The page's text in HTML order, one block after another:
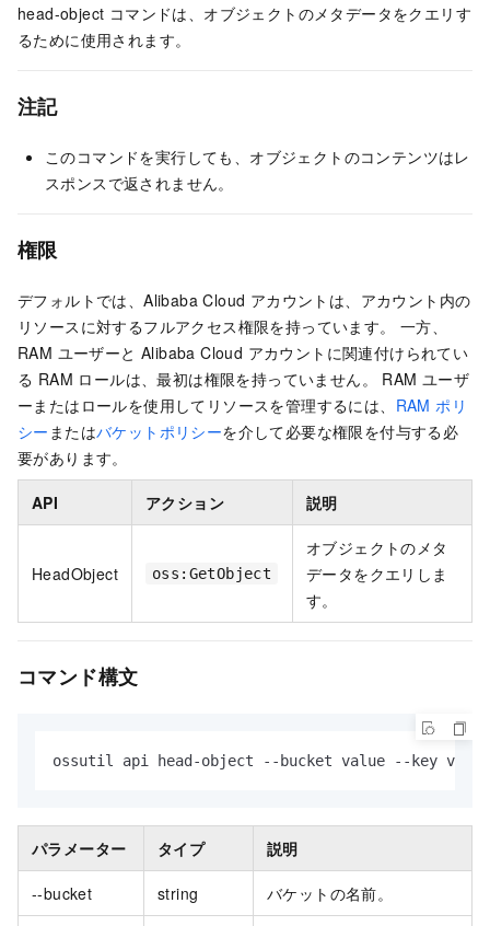
head-object コマンドは、オブジェクトのメタデータをクエリす
るために使用されます。
注記
このコマンドを実行しても、オブジェクトのコンテンツはレ
スポンスで返されません。
権限
デフォルトでは、Alibaba Cloud アカウントは、アカウント内の
リソースに対するフルアクセス権限を持っています。 一方、
RAM ユーザーと Alibaba Cloud アカウントに関連付けられてい
る RAM ロールは、最初は権限を持っていません。 RAM ユーザ
ーまたはロールを使用してリソースを管理するには、 RAM ポリ
シー またはバケットポリシーを介して必要な権限を付与する必
要があります。
API アクション 説明
HeadObject oss:GetObject
オブジェクトのメタ
データをクエリしま
す。
コマンド構文
ossutil api head-object --bucket value --key
パラメーター タイプ 説明
--bucket string バケットの名前。